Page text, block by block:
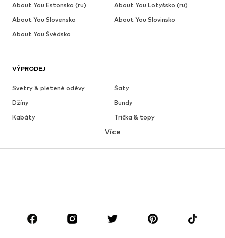
VÝPRODEJ
Svetry & pletené oděvy
Šaty
Džíny
Bundy
Kabáty
Trička & topy
Spodní prádlo
Doplňky
Premium
Více
About You Estonsko (ru)
About You Lotyšsko (ru)
About You Slovensko
About You Slovinsko
About You Švédsko